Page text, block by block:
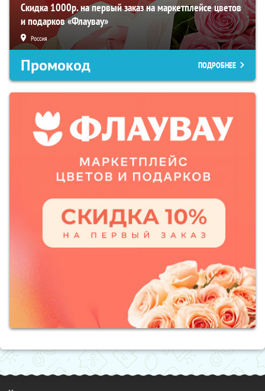
Скидка 1000р. на первый заказ на маркетплейсе цветов
и подарков «Флаувау»
Россия
Промокод ПОДРОБНЕЕ